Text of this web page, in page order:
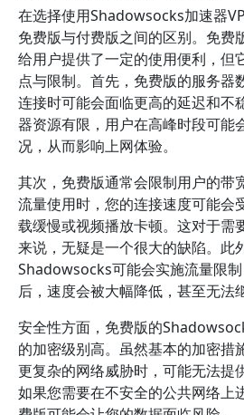
在选择使用Shadowsocks加速器
免费版与付费版之间的区别。免
给用户提供了一定的使用便利，但
点与限制。首先，免费版的服务器
连接时可能会面临更高的延迟和不
器资源有限，用户在高峰时段可能
况，从而影响上网体验。
其次，免费版通常会限制用户的带
流量使用时，您的连接速度可能会
载缓慢或视频播放卡顿。这对于需
来说，无疑是一个很大的缺陷。此
Shadowsocks可能会实施流量限
后，速度会被大幅降低，甚至无法
安全性方面，免费版的
的加密级别高。虽然基本的加密措
更复杂的网络威胁时，可能无法提
如果您需要在不安全的公共网络上